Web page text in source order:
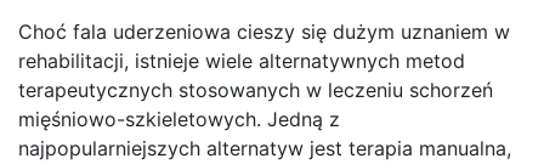
Choć fala uderzeniowa cieszy się dużym uznaniem w
rehabilitacji, istnieje wiele alternatywnych metod
terapeutycznych stosowanych w leczeniu schorzeń
mięśniowo-szkieletowych. Jedną z
najpopularniejszych alternatyw jest terapia manualna,